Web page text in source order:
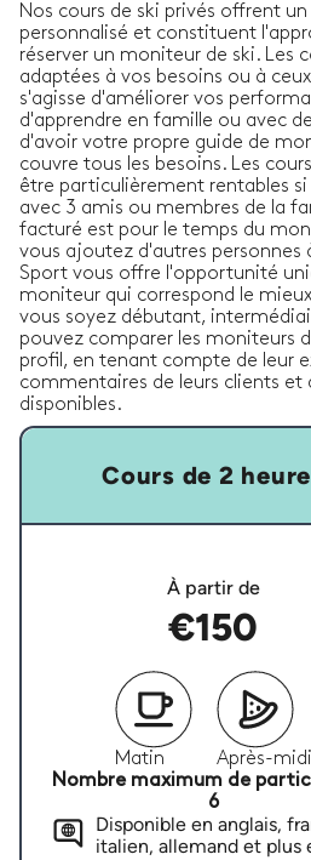
Nos cours de ski privés offrent
personnalisé et constituent
réserver un moniteur de ski. Les
adaptées à vos besoins ou à
s'agisse d'améliorer vos
d'apprendre en famille ou avec
d'avoir votre propre guide de
couvre tous les besoins. Les
être particulièrement rentables si
avec 3 amis ou membres de la
facturé est pour le temps du
vous ajoutez d'autres personnes
Sport vous offre l'opportunité
moniteur qui correspond le
vous soyez débutant,
pouvez comparer les moniteurs
profil, en tenant compte de leur
commentaires de leurs clients et
disponibles.
Cours de 2
À partir de
€150
Matin
Après-midi
Nombre maximum de
6
Disponible en anglais,
italien, allemand et plus